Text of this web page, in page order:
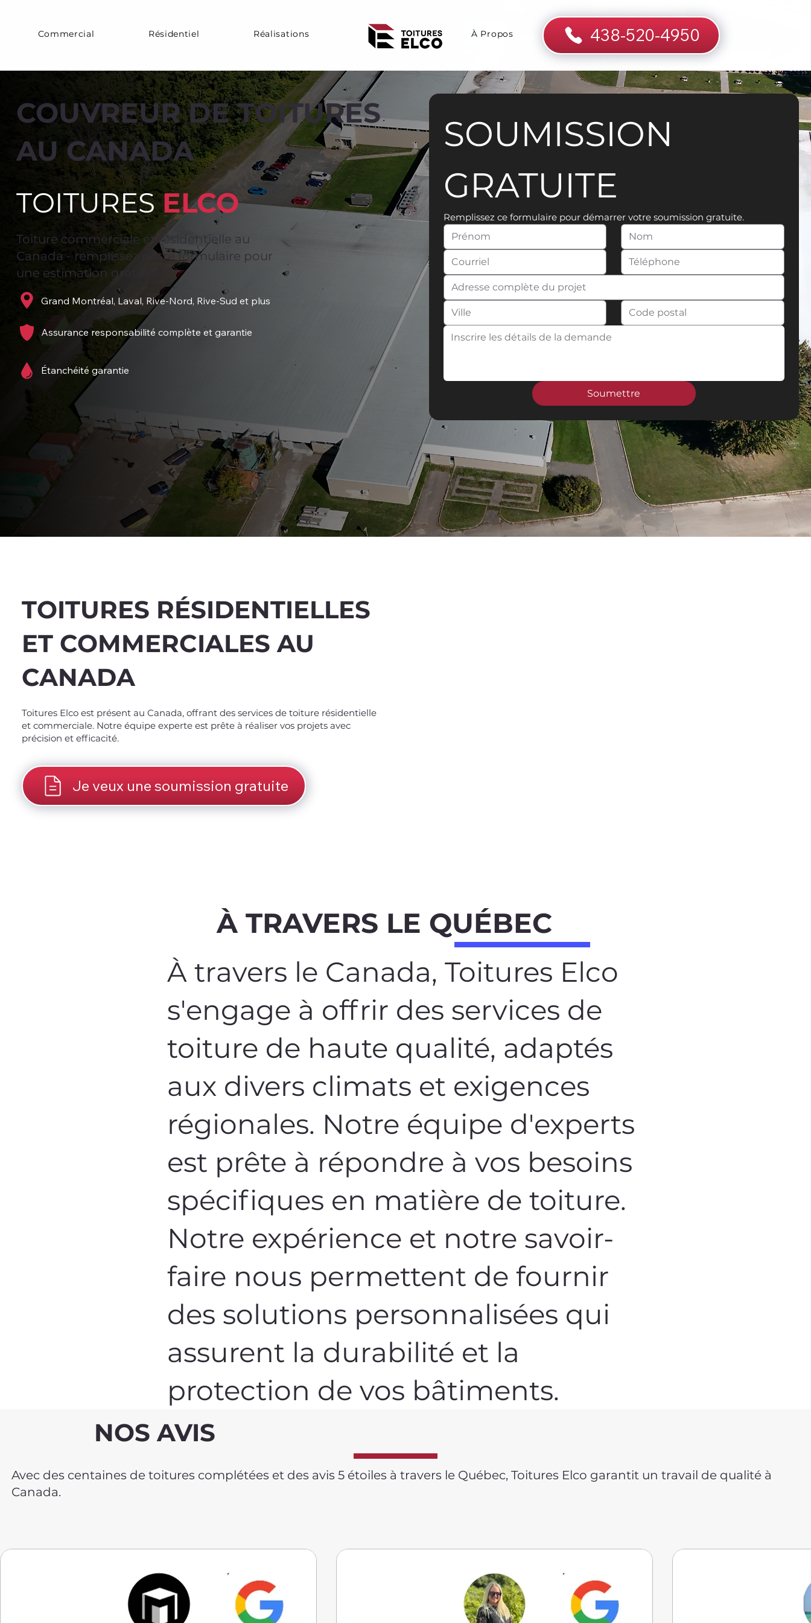
Commercial Résidentiel Réalisations À Propos 438-520-4950
COUVREUR DE TOITURES
AU CANADA
TOITURESELCO
Toiture commerciale et résidentielle au
Canada - remplissez notre formulaire pour
une estimation gratuite !
Grand Montréal, Laval, Rive-Nord, Rive-Sud et plus
Assurance responsabilité complète et garantie
Étanchéité garantie
SOUMISSION
GRATUITE
Remplissez ce formulaire pour démarrer votre soumission gratuite.
Soumettre
Spend $100 and get10%off
TOITURES RÉSIDENTIELLES
ET COMMERCIALES AU
CANADA
Toitures Elco est présent au Canada, offrant des services de toiture résidentielle
et commerciale. Notre équipe experte est prête à réaliser vos projets avec
précision et efficacité.
Je veux une soumission gratuite
À TRAVERS LE QUÉBEC
À travers le Canada, Toitures Elco
s'engage à offrir des services de
toiture de haute qualité, adaptés
aux divers climats et exigences
régionales. Notre équipe d'experts
est prête à répondre à vos besoins
spécifiques en matière de toiture.
Notre expérience et notre savoir-
faire nous permettent de fournir
des solutions personnalisées qui
assurent la durabilité et la
protection de vos bâtiments.
NOS AVIS
Avec des centaines de toitures complétées et des avis 5 étoiles à travers le Québec, Toitures Elco garantit un travail de qualité à
Canada.